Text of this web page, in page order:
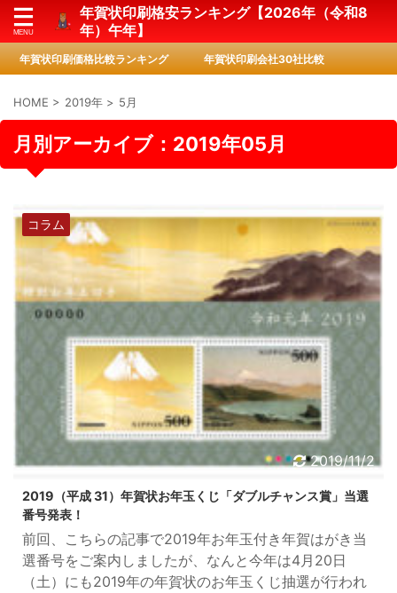
年賀状印刷格安ランキング【2026年（令和8
年）午年】
年賀状印刷価格比較ランキング 年賀状印刷会社30社比較
HOME > 2019年 > 5月
月別アーカイブ：2019年05月
コラム
2019/11/2
2019（平成 31）年賀状お年玉くじ「ダブルチャンス賞」当選
番号発表！
前回、こちらの記事で2019年お年玉付き年賀はがき当
選番号をご案内しましたが、なんと今年は4月20日
（土）にも2019年の年賀状のお年玉くじ抽選が行われ